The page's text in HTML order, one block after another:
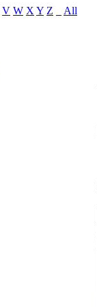
V W X Y Z
All